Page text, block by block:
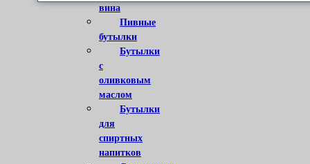
вина
Пивные
бутылки
Бутылки
с
оливковым
маслом
Бутылки
для
спиртных
напитков